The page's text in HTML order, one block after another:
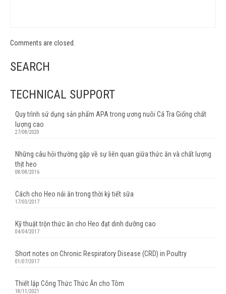
Comments are closed.
SEARCH
TECHNICAL SUPPORT
Quy trình sử dụng sản phẩm APA trong ương nuôi Cá Tra Giống chất
lượng cao
27/08/2020
Những câu hỏi thường gặp về sự liên quan giữa thức ăn và chất lượng
thịt heo
08/08/2016
Cách cho Heo nái ăn trong thời kỳ tiết sữa
17/03/2017
Kỹ thuật trộn thức ăn cho Heo đạt dinh dưỡng cao
04/04/2017
Short notes on Chronic Respiratory Disease (CRD) in Poultry
01/07/2017
Thiết lập Công Thức Thức Ăn cho Tôm
18/11/2021